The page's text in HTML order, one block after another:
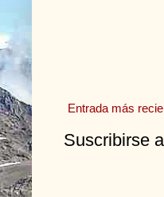
Entrada más
Suscribirse